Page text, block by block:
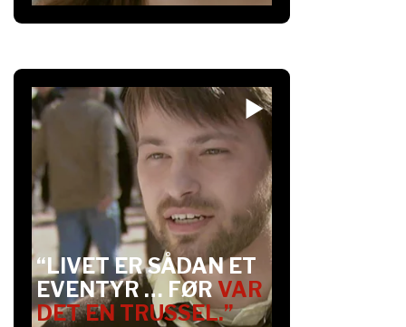
“LIVET ER SÅDAN ET
EVENTYR … FØRVAR
DET EN TRUSSEL.”